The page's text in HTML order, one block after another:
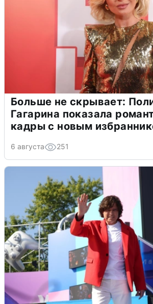
Больше не скрывает:
Гагарина показала
кадры с новым
6 августа 251